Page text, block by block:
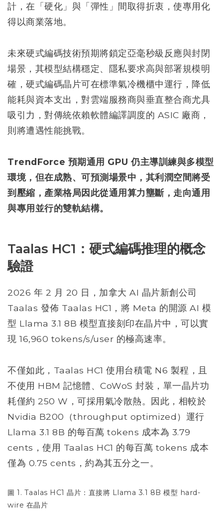
計，在「硬化」與「彈性」間取得折衷，使專用化
得以商業落地。
未來硬式編碼技術預期將鎖定亞毫秒級反應與封閉
場景，其模型結構穩定、隱私要求高與部署規模明
確，硬式編碼晶片可在標準氣冷機櫃中運行，降低
能耗與資本支出，對雲端服務商與垂直整合商尤具
吸引力，對傳統依賴軟體編譯調度的 ASIC 廠商，
則將遭遇性能挑戰。
TrendForce 預期通用 GPU 仍主導訓練與多模型
環境，但在成熟、可預測場景中，其利潤空間將受
到壓縮，產業格局因此從通用算力壟斷，走向通用
與專用並行的雙軌結構。
Taalas HC1：硬式編碼推理的概念
驗證
2026 年 2 月 20 日，加拿大 AI 晶片新創公司
Taalas 發佈 Taalas HC1，將 Meta 的開源 AI 模
型 Llama 3.1 8B 模型直接刻印在晶片中，可以實
現 16,960 tokens/s/user 的極高速率。
不僅如此，Taalas HC1 使用台積電 N6 製程，且
不使用 HBM 記憶體、CoWoS 封裝，單一晶片功
耗僅約 250 W，可採用氣冷散熱。因此，相較於
Nvidia B200（throughput optimized）運行
Llama 3.1 8B 的每百萬 tokens 成本為 3.79
cents，使用 Taalas HC1 的每百萬 tokens 成本
僅為 0.75 cents，約為其五分之一。
圖 1. Taalas HC1 晶片：直接將 Llama 3.1 8B 模型 hard-
wire 在晶片